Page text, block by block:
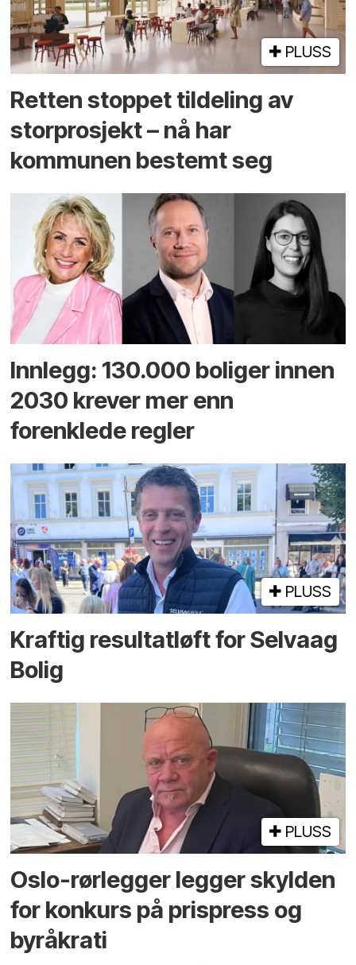
PLUSS
Retten stoppet tildeling av
storprosjekt – nå har
kommunen bestemt seg
Innlegg: 130.000 boliger innen
2030 krever mer enn
forenklede regler
PLUSS
Kraftig resultatløft for Selvaag
Bolig
PLUSS
Oslo-rørlegger legger skylden
for konkurs på prispress og
byråkrati